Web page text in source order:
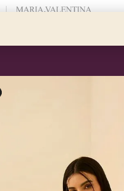
cupom: PRIMEIRAZIN